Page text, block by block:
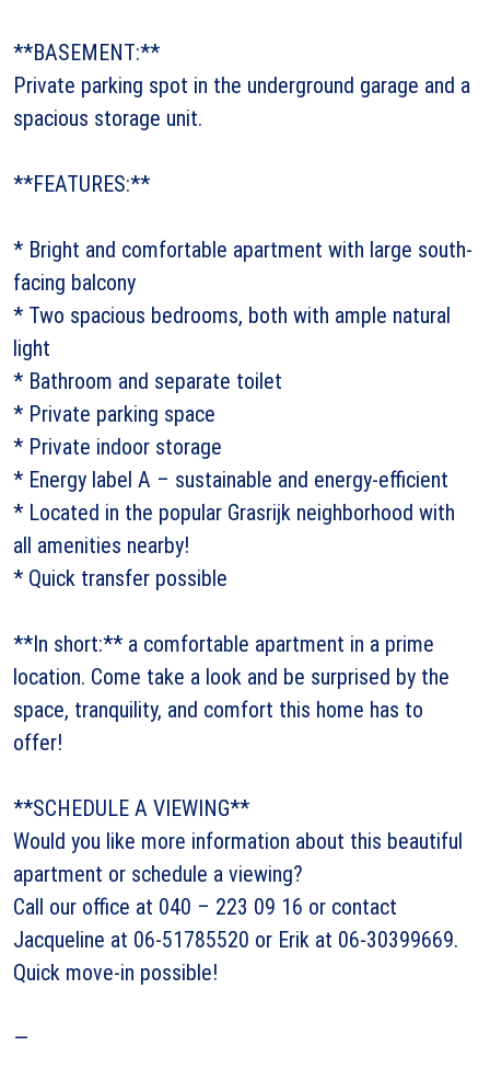
**BASEMENT:**
Private parking spot in the underground garage and a
spacious storage unit.
**FEATURES:**
* Bright and comfortable apartment with large south-
facing balcony
* Two spacious bedrooms, both with ample natural
light
* Bathroom and separate toilet
* Private parking space
* Private indoor storage
* Energy label A – sustainable and energy-efficient
* Located in the popular Grasrijk neighborhood with
all amenities nearby!
* Quick transfer possible
**In short:** a comfortable apartment in a prime
location. Come take a look and be surprised by the
space, tranquility, and comfort this home has to
offer!
**SCHEDULE A VIEWING**
Would you like more information about this beautiful
apartment or schedule a viewing?
Call our office at 040 – 223 09 16 or contact
Jacqueline at 06-51785520 or Erik at 06-30399669.
Quick move-in possible!
—